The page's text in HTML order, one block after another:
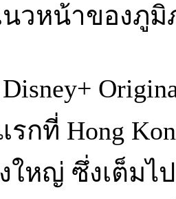
วหน้าของภูมิ
รกที่ Hong
ใหญ่ ซึ่งเต็มไ